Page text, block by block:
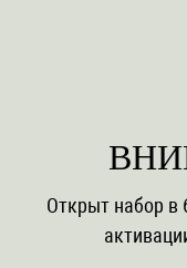
Открыт набор в